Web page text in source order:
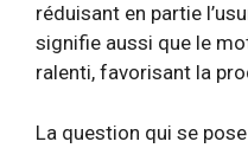
réduisant en partie
signifie aussi que le
ralenti, favorisant la
La question qui se